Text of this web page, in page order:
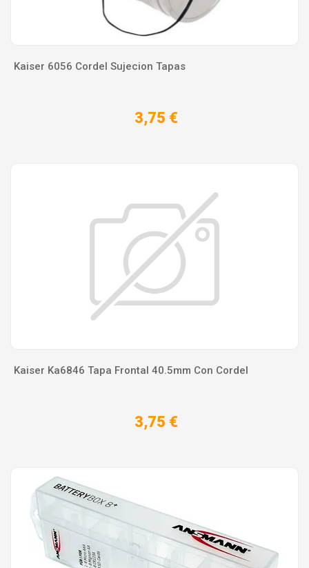
Kaiser 6056 Cordel Sujecion Tapas
3,75 €
Kaiser Ka6846 Tapa Frontal 40.5mm Con Cordel
3,75 €